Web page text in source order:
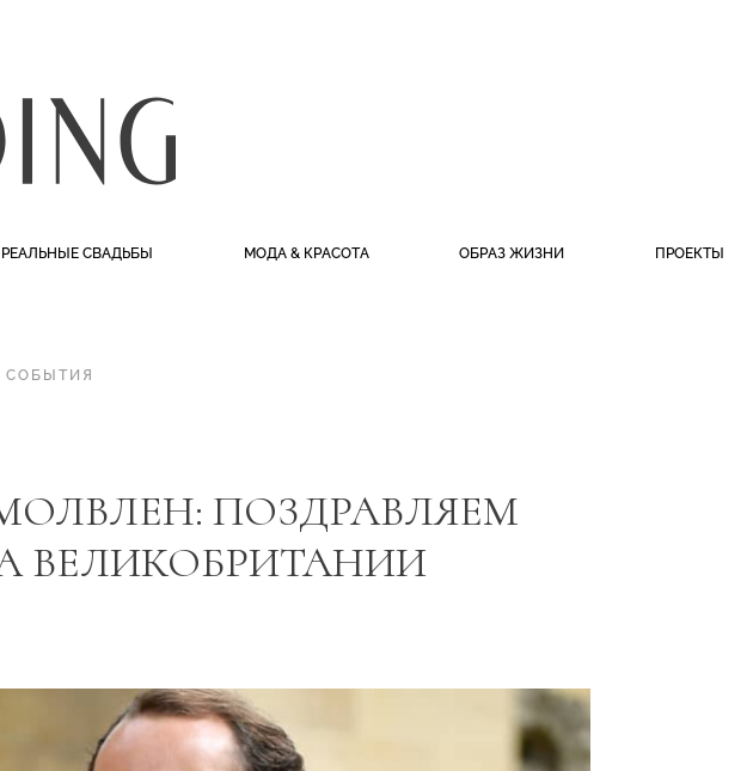
РЕАЛЬНЫЕ СВАДЬБЫ МОДА & КРАСОТА ОБРАЗ ЖИЗНИ ПРОЕКТЫ
СОБЫТИЯ
ПОЗДРАВЛЯЕМ
ВЕЛИКОБРИТАНИИ